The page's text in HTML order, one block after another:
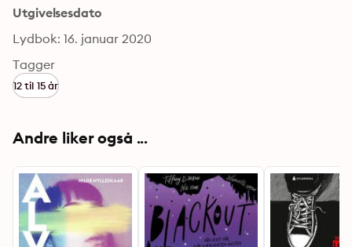
Utgivelsesdato
Lydbok: 16. januar 2020
Tagger
12 til 15 år
Andre liker også ...